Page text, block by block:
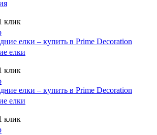
клик
елки
клик
елки
клик